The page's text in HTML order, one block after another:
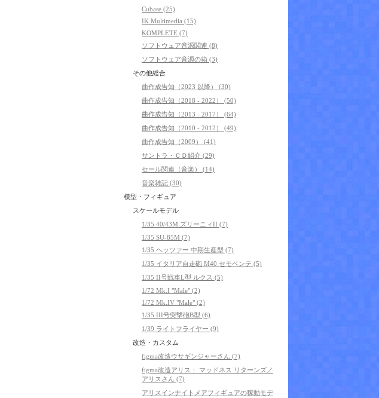
Cubase (25)
IK Multimedia (15)
KOMPLETE (7)
ソフトウェア音源関連 (8)
ソフトウェア音源の箱 (3)
その他総合
曲作成告知（2023 以降） (30)
曲作成告知（2018 - 2022） (50)
曲作成告知（2013 - 2017） (64)
曲作成告知（2010 - 2012） (49)
曲作成告知（2009） (41)
サントラ・ＣＤ紹介 (29)
セール関連（音楽） (14)
音楽雑記 (30)
模型・フィギュア
スケールモデル
1/35 40/43M ズリーニィII (7)
1/35 SU-85M (7)
1/35 ヘッツァー 中期生産型 (7)
1/35 イタリア自走砲 M40 セモベンテ (5)
1/35 II号戦車L型 ルクス (5)
1/72 Mk.I "Male" (2)
1/72 Mk.IV "Male" (2)
1/35 III号突撃砲B型 (6)
1/39 ライトフライヤー (9)
改造・カスタム
figma改造ウサギンジャーさん (7)
figma改造アリス： マッドネス リターンズ／
アリスさん (7)
アリスインナイトメアフィギュアの稼動モデ